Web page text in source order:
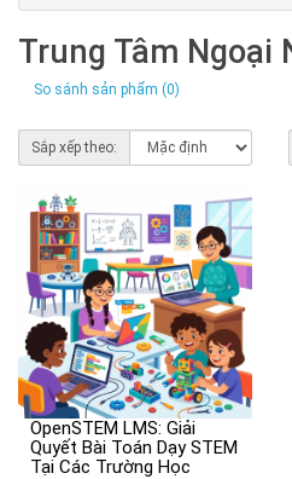
Trung Tâm Ngoại
So sánh sản phẩm (0)
Sắp xếp theo:
OpenSTEM LMS: Giải
Quyết Bài Toán Dạy STEM
Tại Các Trường Học